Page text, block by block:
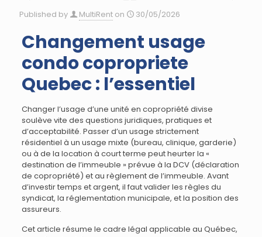
Published by MultiRent on 30/05/2026
Changement usage
condo copropriete
Quebec : l’essentiel
Changer l’usage d’une unité en copropriété divise
soulève vite des questions juridiques, pratiques et
d’acceptabilité. Passer d’un usage strictement
résidentiel à un usage mixte (bureau, clinique, garderie)
ou à de la location à court terme peut heurter la «
destination de l’immeuble » prévue à la DCV (déclaration
de copropriété) et au règlement de l’immeuble. Avant
d’investir temps et argent, il faut valider les règles du
syndicat, la réglementation municipale, et la position des
assureurs.
Cet article résume le cadre légal applicable au Québec,